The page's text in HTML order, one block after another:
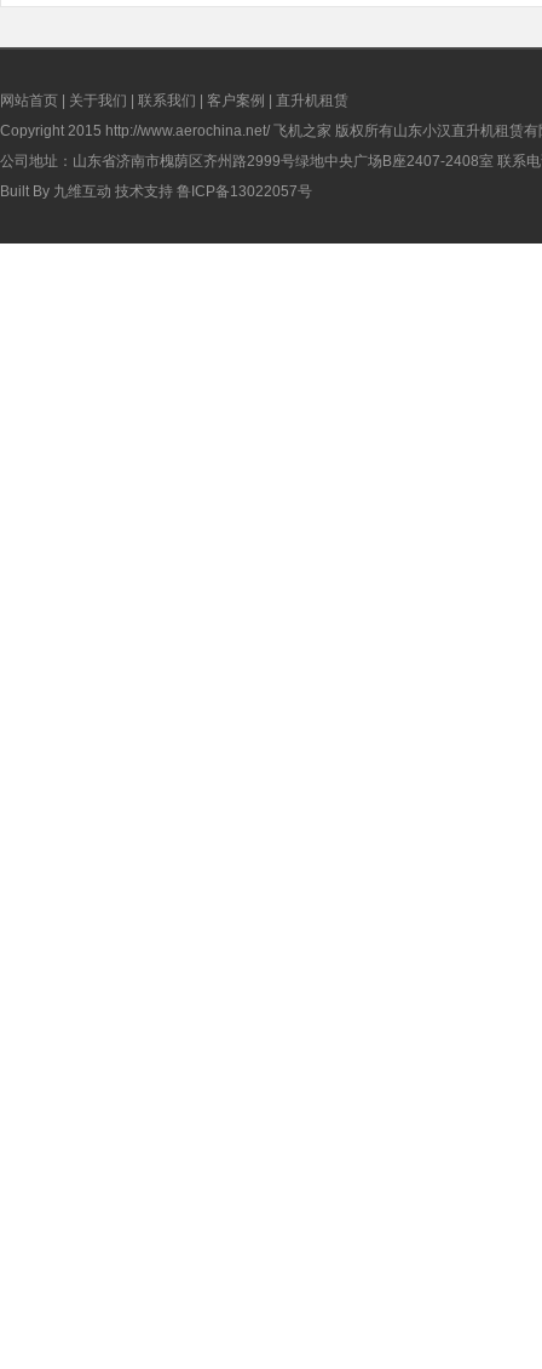
网站首页 关于我们 联系我们 客户案例
直升机租赁
Copyright 2015 http://www.aerochina.net/ 飞机之家 版权所有山东小汉直升机租赁有
公司地址：山东省济南市槐荫区齐州路2999号绿地中央广场B座2407-2408室 联系
Built By 九维互动 技术支持 鲁ICP备13022057号